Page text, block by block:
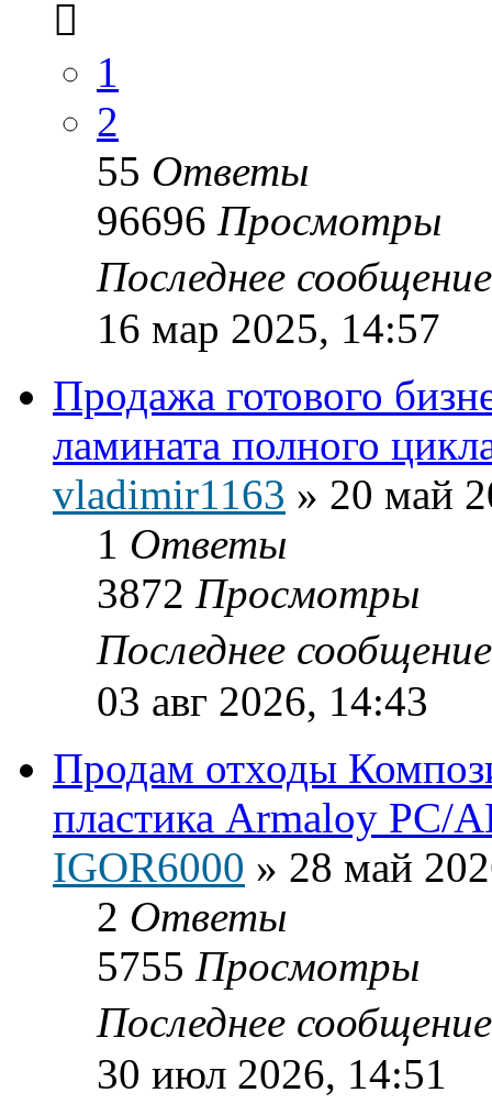
1
2
55 Ответы
96696 Просмотры
Последнее
16 мар 2025, 14:57
Продажа готового
ламината полного
vladimir1163 » 20 май
1 Ответы
3872 Просмотры
Последнее
03 авг 2026, 14:43
Продам отходы
пластика Armaloy PC/
IGOR6000 » 28 май
2 Ответы
5755 Просмотры
Последнее
30 июл 2026, 14:51